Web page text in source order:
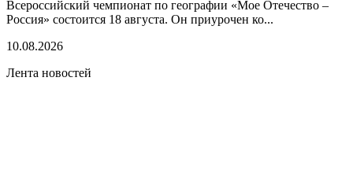
Всероссийский чемпионат по географии «Мое Отечество –
Россия» состоится 18 августа. Он приурочен ко...
10.08.2026
Лента новостей